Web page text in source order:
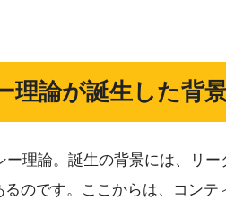
理論が誕生した背
理論。誕生の背景には、リ
のです。ここからは、コンテ